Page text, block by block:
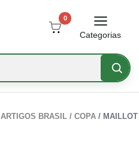
0
Categorias
ARTIGOS BRASIL / COPA / MAILLOT